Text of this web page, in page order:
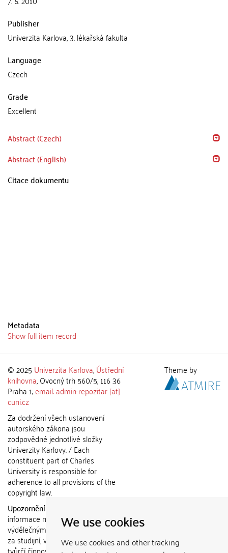
We use cookies
We use cookies and other tracking
Publisher
Univerzita Karlova, 3. lékařská fakulta
Language
Czech
Grade
Excellent
Abstract (Czech)
Abstract (English)
Citace dokumentu
Metadata
Show full item record
© 2025 Univerzita Karlova,Ústřední
knihovna, Ovocný trh 560/5, 116 36
Praha 1;email: admin-repozitar [at]
cuni.cz
Za dodržení všech ustanovení
autorského zákona jsou
zodpovědné jednotlivé složky
Univerzity Karlovy. / Each
constituent part of Charles
University is responsible for
adherence to all provisions of the
copyright law.
Upozornění / Notice:
informace nemohou být použity k
výdělečným účelům nebo vydávány
za studijní, vědeckou nebo jinou
Theme by